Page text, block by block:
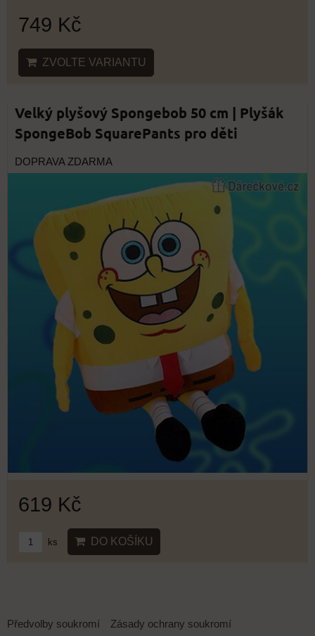
749 Kč
ZVOLTE VARIANTU
Velký plyšový Spongebob 50 cm | Plyšák
SpongeBob SquarePants pro děti
DOPRAVA ZDARMA
619 Kč
ks DO KOŠÍKU
Předvolby soukromí Zásady ochrany soukromí